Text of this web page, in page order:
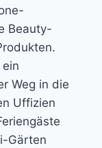
Beauty-
Weg in die
Uffizien
Gärten